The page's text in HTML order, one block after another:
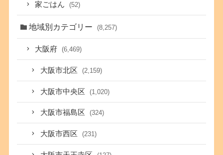
家ごはん (52)
地域別カテゴリー (8,257)
大阪府 (6,469)
大阪市北区 (2,159)
大阪市中央区 (1,020)
大阪市福島区 (324)
大阪市西区 (231)